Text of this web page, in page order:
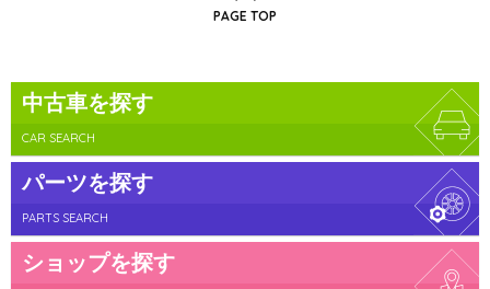
PAGE TOP
中古車を探す
CAR SEARCH
パーツを探す
PARTS SEARCH
ショップを探す